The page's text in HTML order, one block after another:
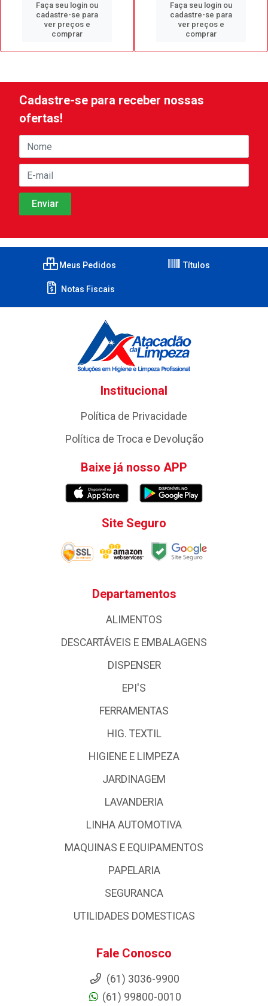
Faça seu login ou
cadastre-se para
ver preços e
comprar
Faça seu login ou
cadastre-se para
ver preços e
comprar
Cadastre-se para receber nossas
ofertas!
Meus Pedidos Títulos
Notas Fiscais
Institucional
Política de Privacidade
Política de Troca e Devolução
Baixe já nosso APP
Site Seguro
Departamentos
ALIMENTOS
DESCARTÁVEIS E EMBALAGENS
DISPENSER
EPI'S
FERRAMENTAS
HIG. TEXTIL
HIGIENE E LIMPEZA
JARDINAGEM
LAVANDERIA
LINHA AUTOMOTIVA
MAQUINAS E EQUIPAMENTOS
PAPELARIA
SEGURANCA
UTILIDADES DOMESTICAS
Fale Conosco
(61) 3036-9900
(61) 99800-0010